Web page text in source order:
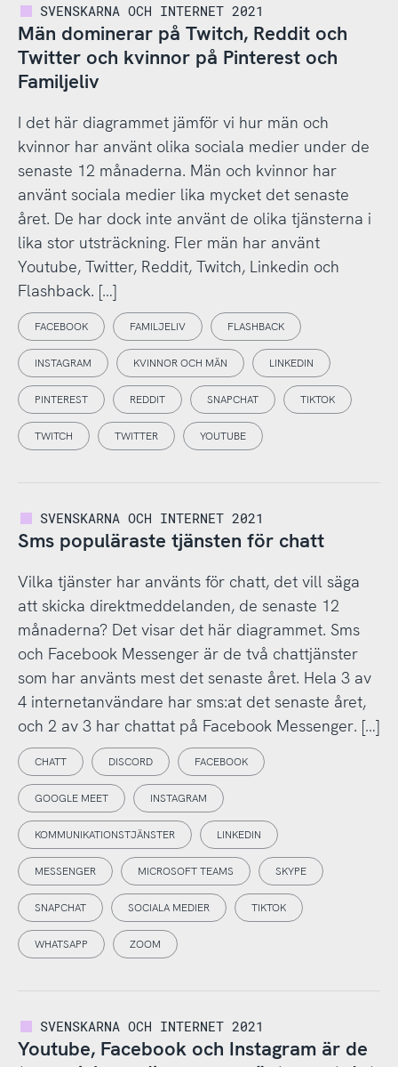
SVENSKARNA OCH INTERNET 2021
Män dominerar på Twitch, Reddit och
Twitter och kvinnor på Pinterest och
Familjeliv
I det här diagrammet jämför vi hur män och
kvinnor har använt olika sociala medier under de
senaste 12 månaderna. Män och kvinnor har
använt sociala medier lika mycket det senaste
året. De har dock inte använt de olika tjänsterna i
lika stor utsträckning. Fler män har använt
Youtube, Twitter, Reddit, Twitch, Linkedin och
Flashback. […]
FACEBOOK FAMILJELIV FLASHBACK
INSTAGRAM KVINNOR OCH MÄN LINKEDIN
PINTEREST REDDIT SNAPCHAT TIKTOK
TWITCH TWITTER YOUTUBE
SVENSKARNA OCH INTERNET 2021
Sms populäraste tjänsten för chatt
Vilka tjänster har använts för chatt, det vill säga
att skicka direktmeddelanden, de senaste 12
månaderna? Det visar det här diagrammet. Sms
och Facebook Messenger är de två chattjänster
som har använts mest det senaste året. Hela 3 av
4 internetanvändare har sms:at det senaste året,
och 2 av 3 har chattat på Facebook Messenger. […]
CHATT DISCORD FACEBOOK
GOOGLE MEET INSTAGRAM
KOMMUNIKATIONSTJÄNSTER LINKEDIN
MESSENGER MICROSOFT TEAMS SKYPE
SNAPCHAT SOCIALA MEDIER TIKTOK
WHATSAPP ZOOM
SVENSKARNA OCH INTERNET 2021
Youtube, Facebook och Instagram är de